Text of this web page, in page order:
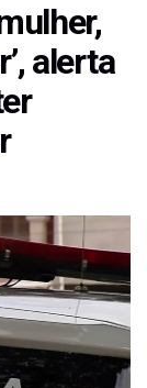
alerta